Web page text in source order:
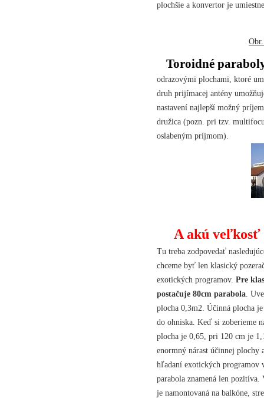
plochšie a konvertor je
Toroidné
odrazovými plochami, ktoré
druh prijímacej antény
nastavení najlepší možný
družica (pozn. pri tzv.
oslabeným príjmom).
A akú
Tu treba zodpovedať
chceme byť len klasický
exotických programov. Pre
postačuje 80cm parabola .
plocha 0,3m2. Účinná plocha
do ohniska. Keď si zoberieme
plocha je 0,65, pri 120 cm je
enormný nárast účinnej
hľadaní exotických programov
parabola znamená len
je namontovaná na balkóne,